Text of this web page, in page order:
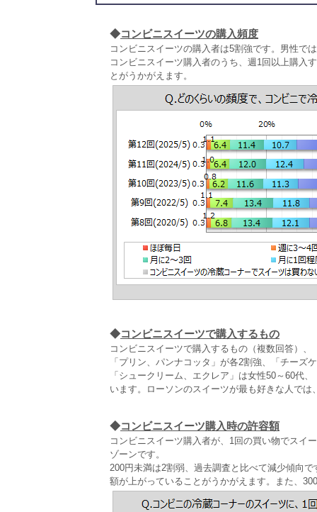
◆コンビニスイーツの購入頻度
コンビニスイーツの購入者は5割強です。男性で
コンビニスイーツ購入者のうち、週1回以上購入
とがうかがえます。
◆コンビニスイーツで購入するもの
コンビニスイーツで購入するもの（複数回答）
「プリン、パンナコッタ」が各2割強、「チーズ
「シュークリーム、エクレア」は女性50～60代
います。ローソンのスイーツが最も好きな人で
◆コンビニスイーツ購入時の許容額
コンビニスイーツ購入者が、1回の買い物でスイ
ゾーンです。
200円未満は2割弱、過去調査と比べて減少傾向
額が上がっていることがうかがえます。また、